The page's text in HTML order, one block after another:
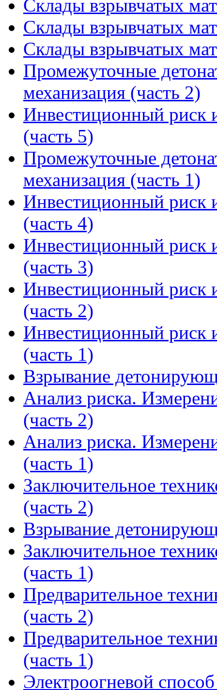
Склады взрывчатых
Склады взрывчатых
Склады взрывчатых
Промежуточные
механизация (часть 2)
Инвестиционный риск
(часть 5)
Промежуточные
механизация (часть 1)
Инвестиционный риск
(часть 4)
Инвестиционный риск
(часть 3)
Инвестиционный риск
(часть 2)
Инвестиционный риск
(часть 1)
Взрывание
Анализ риска.
(часть 2)
Анализ риска.
(часть 1)
Заключительное
(часть 2)
Взрывание
Заключительное
(часть 1)
Предварительное
(часть 2)
Предварительное
(часть 1)
Электроогневой